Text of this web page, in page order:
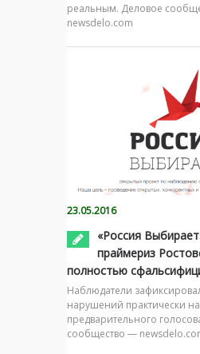
реальным. Деловое
newsdelo.com
23.05.2016
«Россия
праймериз
полностью
Наблюдатели
нарушений практически
предварительного
сообщество —